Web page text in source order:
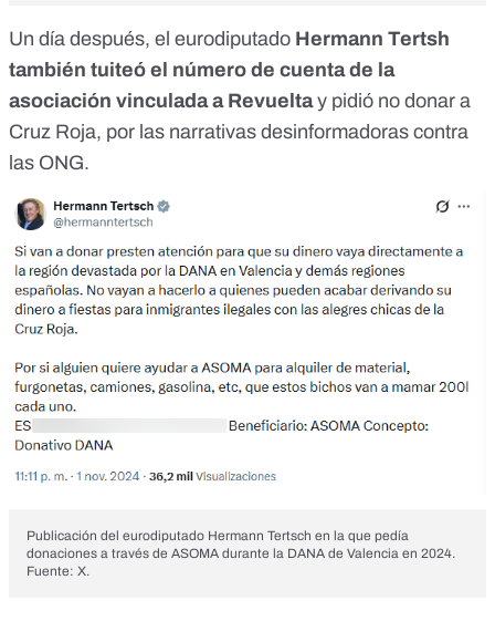
Un día después, el eurodiputado Hermann Tertsh
también tuiteó el número de cuenta de la
asociación vinculada a Revueltay pidió no donar a
Cruz Roja, por las narrativas desinformadoras contra
las ONG.
Publicación del eurodiputado Hermann Tertsch en la que pedía
donaciones a través de ASOMA durante la DANA de Valencia en 2024.
Fuente: X.